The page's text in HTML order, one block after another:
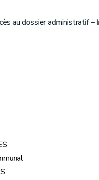
au dossier administratif